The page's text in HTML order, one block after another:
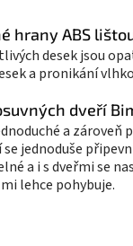
hrany ABS
desek jsou
a pronikání
dveří
a zároveň
se jednoduše
a i s dveřmi se
lehce pohybuje.